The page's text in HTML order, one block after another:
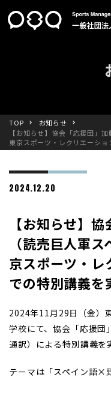
TOP
お知らせ
【お知らせ】協会「応援団」
東京スポーツ・レクリエーシ
2024.12.20
【お知らせ】
（読売巨人軍
京スポーツ・レ
での特別講義を
2024年11月29日（金）
学校にて、協会「応援団
通訳）による特別講義を
テーマは「スペイン語×